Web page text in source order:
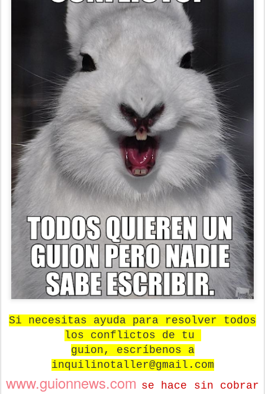
Si necesitas ayuda para resolver todos
los conflictos de tu
guion, escríbenos a
inquilinotaller@gmail.com
www.guionnews.com se hace sin cobrar